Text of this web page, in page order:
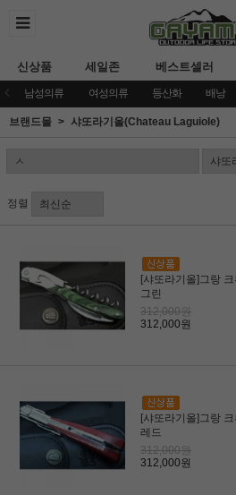
신상품 세일존 베스트셀러
남성의류 여성의류 등산화 배낭
브랜드몰 샤또라기올(Chateau Laguiole)
정렬
[샤또라기올]그랑
그린
312,000원
312,000원
[샤또라기올]그랑
레드
312,000원
312,000원